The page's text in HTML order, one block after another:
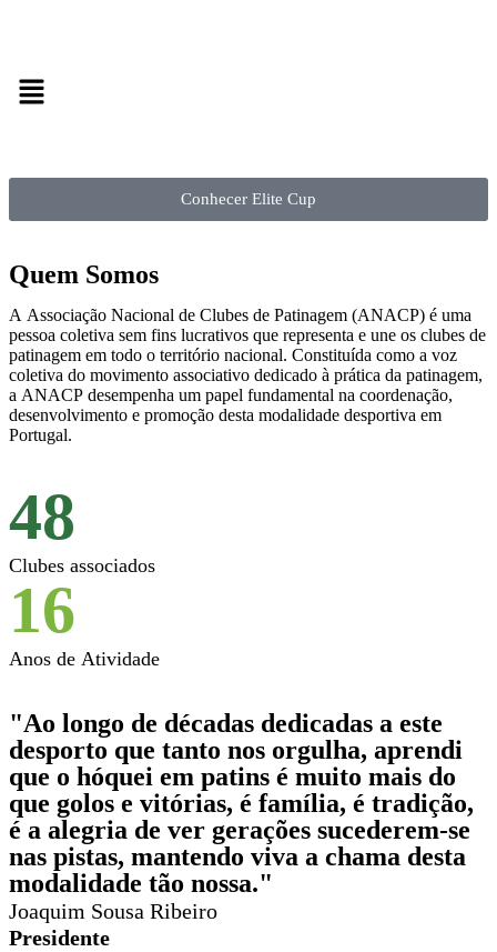
Conhecer Elite Cup
Quem Somos​​
A Associação Nacional de Clubes de Patinagem (ANACP) é uma
pessoa coletiva sem fins lucrativos que representa e une os clubes de
patinagem em todo o território nacional. Constituída como a voz
coletiva do movimento associativo dedicado à prática da patinagem,
a ANACP desempenha um papel fundamental na coordenação,
desenvolvimento e promoção desta modalidade desportiva em
Portugal.
48
Clubes associados
16
Anos de Atividade
"Ao longo de décadas dedicadas a este
desporto que tanto nos orgulha, aprendi
que o hóquei em patins é muito mais do
que golos e vitórias, é família, é tradição,
é a alegria de ver gerações sucederem-se
nas pistas, mantendo viva a chama desta
modalidade tão nossa."
Joaquim Sousa Ribeiro
Presidente